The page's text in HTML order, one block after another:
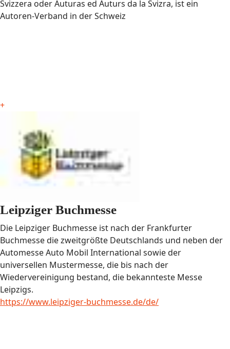
Svizzera oder Auturas ed Auturs da la Svizra, ist ein
Autoren-Verband in der Schweiz
+
Leipziger Buchmesse
Die Leipziger Buchmesse ist nach der Frankfurter
Buchmesse die zweitgrößte Deutschlands und neben der
Automesse Auto Mobil International sowie der
universellen Mustermesse, die bis nach der
Wiedervereinigung bestand, die bekannteste Messe
Leipzigs.
https://www.leipziger-buchmesse.de/de/